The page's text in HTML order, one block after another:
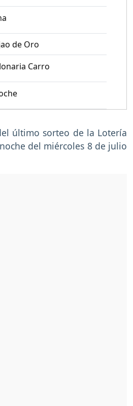
de Oro
Carro
último sorteo de la Lotería
del miércoles 8 de julio